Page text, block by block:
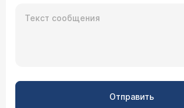
Отправить